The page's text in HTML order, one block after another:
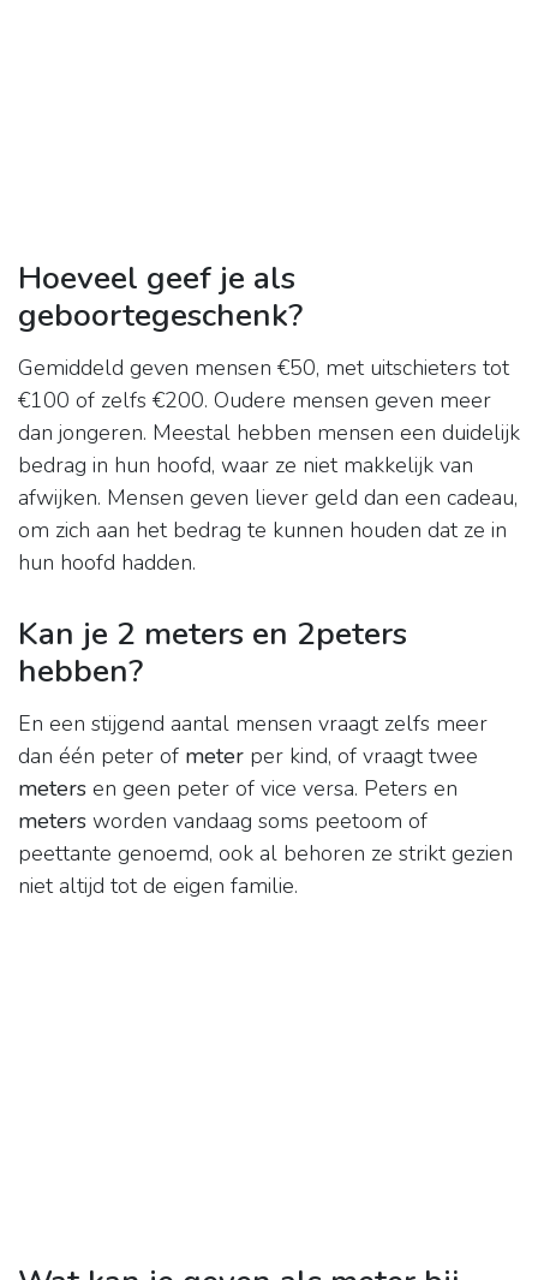
Hoeveel geef je als
geboortegeschenk?
Gemiddeld geven mensen €50, met uitschieters tot
€100 of zelfs €200. Oudere mensen geven meer
dan jongeren. Meestal hebben mensen een duidelijk
bedrag in hun hoofd, waar ze niet makkelijk van
afwijken. Mensen geven liever geld dan een cadeau,
om zich aan het bedrag te kunnen houden dat ze in
hun hoofd hadden.
Kan je 2 meters en 2peters
hebben?
En een stijgend aantal mensen vraagt zelfs meer
dan één peter of meter per kind, of vraagt twee
meters en geen peter of vice versa. Peters en
meters worden vandaag soms peetoom of
peettante genoemd, ook al behoren ze strikt gezien
niet altijd tot de eigen familie.